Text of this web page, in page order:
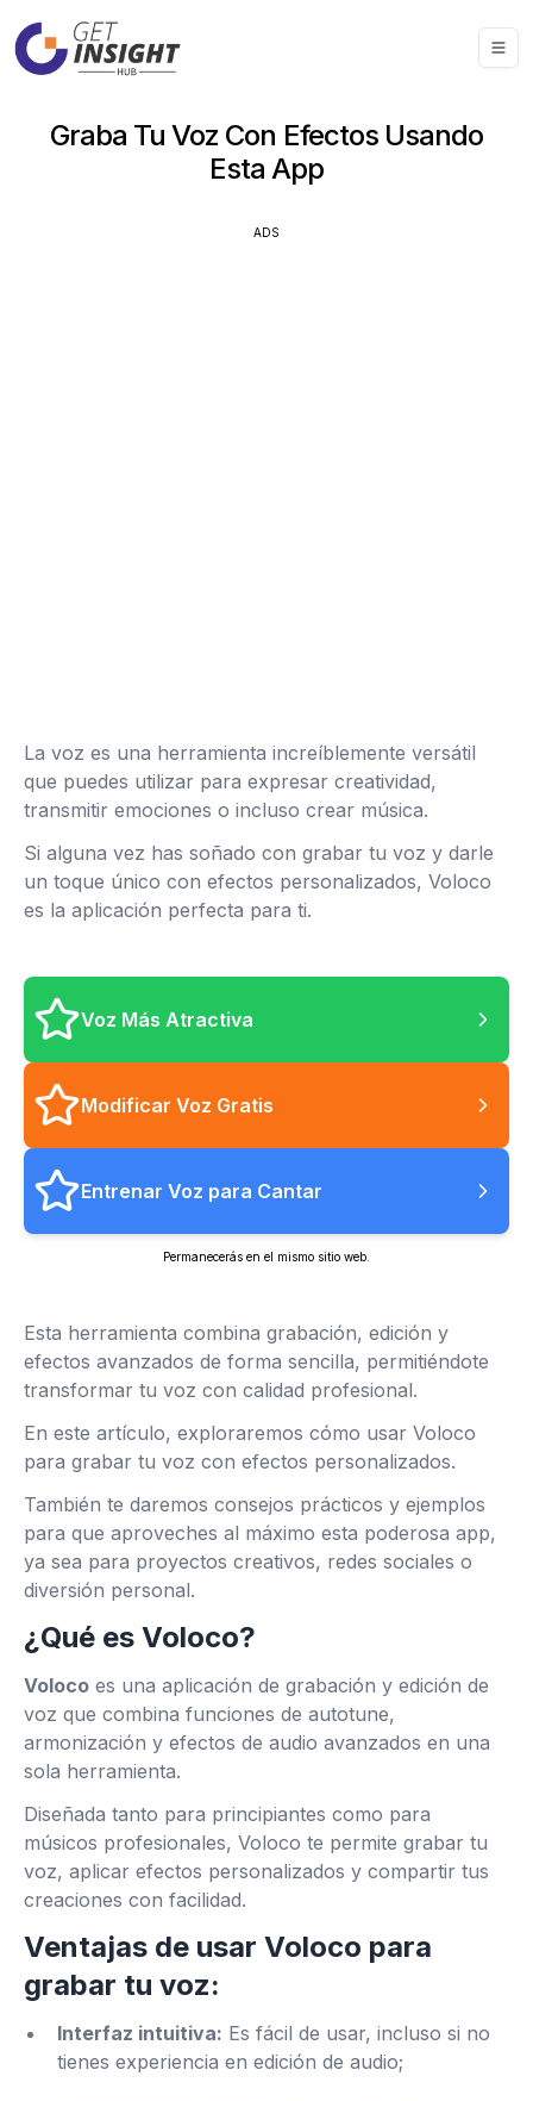
Graba Tu Voz Con Efectos Usando
Esta App
ADS
La voz es una herramienta increíblemente versátil
que puedes utilizar para expresar creatividad,
transmitir emociones o incluso crear música.
Si alguna vez has soñado con grabar tu voz y darle
un toque único con efectos personalizados, Voloco
es la aplicación perfecta para ti.
Voz Más Atractiva
Modificar Voz Gratis
Entrenar Voz para Cantar
Permanecerás en el mismo sitio web.
Esta herramienta combina grabación, edición y
efectos avanzados de forma sencilla, permitiéndote
transformar tu voz con calidad profesional.
En este artículo, exploraremos cómo usar Voloco
para grabar tu voz con efectos personalizados.
También te daremos consejos prácticos y ejemplos
para que aproveches al máximo esta poderosa app,
ya sea para proyectos creativos, redes sociales o
diversión personal.
¿Qué es Voloco?
Voloco es una aplicación de grabación y edición de
voz que combina funciones de autotune,
armonización y efectos de audio avanzados en una
sola herramienta.
Diseñada tanto para principiantes como para
músicos profesionales, Voloco te permite grabar tu
voz, aplicar efectos personalizados y compartir tus
creaciones con facilidad.
Ventajas de usar Voloco para
grabar tu voz:
Interfaz intuitiva: Es fácil de usar, incluso si no
tienes experiencia en edición de audio;